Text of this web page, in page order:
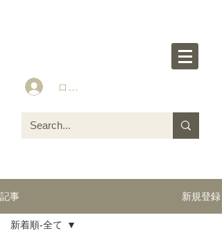
ログイン
記事 新規登録
新着順-全て